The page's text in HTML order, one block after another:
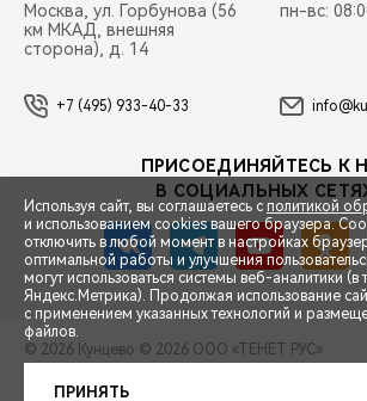
СПЕЦПРЕДЛОЖЕНИЯ
ЗАПИСЬ НА ТЕСТ-ДРАЙВ
Москва, ул. Горбунова (56
км МКАД, внешняя
сторона), д. 14
пн-вс:
+7 (495) 933-40-33
ПРИСОЕДИНЯЙТЕСЬ К
В СОЦИАЛЬНЫХ
© 2026 Кунцево © 2026 ООО «ТЕНЕТ РУС»
Используя сайт, вы соглашаетесь с политикой
и использованием cookies вашего браузера.
отключить в любой момент в настройках
оптимальной работы и улучшения
могут использоваться системы веб-аналитики (в
Яндекс.Метрика). Продолжая использование
с применением указанных технологий и
файлов.
ПРИНЯТЬ